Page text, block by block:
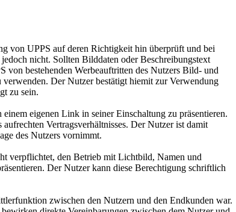
von UPPS auf deren Richtigkeit hin überprüft und bei
nicht. Sollten Bilddaten oder Beschreibungstext
von bestehenden Werbeauftritten des Nutzers Bild- und
Der Nutzer bestätigt hiemit zur Verwendung
zu sein.
eigenen Link in seiner Einschaltung zu präsentieren.
Vertragsverhältnisses. Der Nutzer ist damit
des Nutzers vornimmt.
verpflichtet, den Betrieb mit Lichtbild, Namen und
Der Nutzer kann diese Berechtigung schriftlich
zwischen den Nutzern und den Endkunden war.